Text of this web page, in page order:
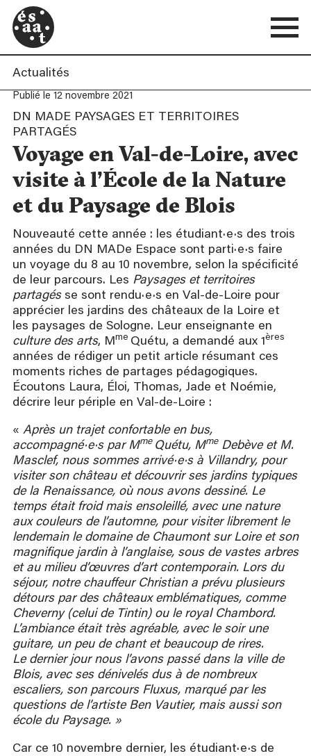
Actualités
Publié le 12 novembre 2021
DN MADE PAYSAGES ET TERRITOIRES
PARTAGÉS
Voyage en Val-de-Loire, avec
visite à l’École de la Nature
et du Paysage de Blois
Nouveauté cette année : les étudiant·e·s des trois
années du DN MADe Espace sont parti·e·s faire
un voyage du 8 au 10 novembre, selon la spécificité
de leur parcours. Les Paysages et territoires
partagésse sont rendu·e·s en Val-de-Loire pour
apprécier les jardins des châteaux de la Loire et
les paysages de Sologne. Leur enseignante en
culture des arts, M me Quétu, a demandé aux 1 ères
années de rédiger un petit article résumant ces
moments riches de partages pédagogiques.
Écoutons Laura, Éloi, Thomas, Jade et Noémie,
décrire leur périple en Val-de-Loire :
« Après un trajet confortable en bus,
accompagné·e·s par Mme Quétu, MmeDebève et M.
Masclef, nous sommes arrivé·e·s à Villandry, pour
visiter son château et découvrir ses jardins typiques
de la Renaissance, où nous avons dessiné. Le
temps était froid mais ensoleillé, avec une nature
aux couleurs de l’automne, pour visiter librement le
lendemain le domaine de Chaumont sur Loire et son
magnifique jardin à l’anglaise, sous de vastes arbres
et au milieu d’œuvres d’art contemporain. Lors du
séjour, notre chauffeur Christian a prévu plusieurs
détours par des châteaux emblématiques, comme
Cheverny (celui de Tintin) ou le royal Chambord.
L’ambiance était très agréable, avec le soir une
guitare, un peu de chant et beaucoup de rires.
Le dernier jour nous l’avons passé dans la ville de
Blois, avec ses dénivelés dus à de nombreux
escaliers, son parcours Fluxus, marqué par les
questions de l’artiste Ben Vautier, mais aussi son
école du Paysage. »
Car ce 10 novembre dernier, les étudiant·e·s de